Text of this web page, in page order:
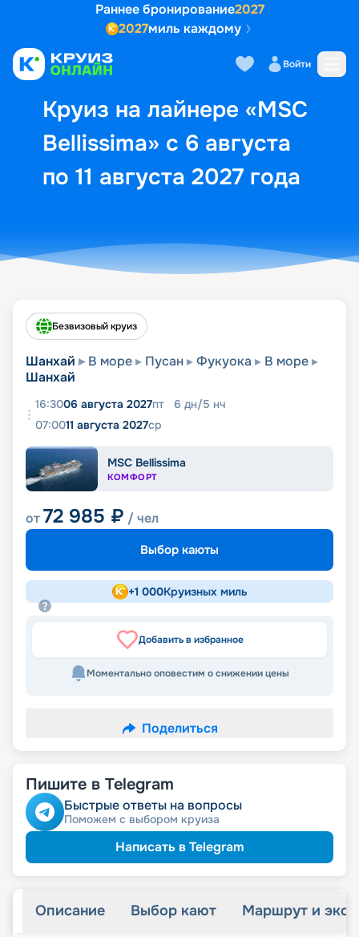
Раннее бронирование2027
2027миль каждому
Войти
Круиз на лайнере «MSC
Bellissima» с 6 августа
по 11 августа 2027 года
Выбор кают Маршрут и
Безвизовый круиз
Шанхай В море Пусан Фукуока
В море
Шанхай
16:3006 августа 2027пт 6 дн/5 нч
07:0011 августа 2027ср
MSC Bellissima
КОМФОРТ
от72 985 ₽ / чел
Выбор каюты
+1 000Круизных миль
Добавить в избранное
Моментально оповестим о снижении цены
Поделиться
Пишите в Telegram
Быстрые ответы на вопросы
Поможем с выбором круиза
Написать в Telegram
Описание Выбор кают Маршрут и